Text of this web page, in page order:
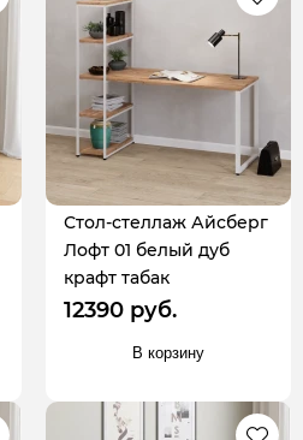
Стол-стеллаж Айсберг
Лофт 01 белый дуб
крафт табак
12390 руб.
В корзину